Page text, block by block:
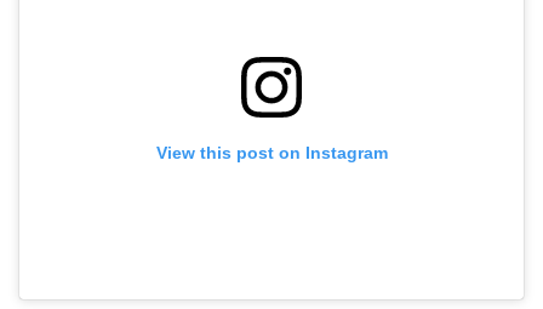
View this post on Instagram